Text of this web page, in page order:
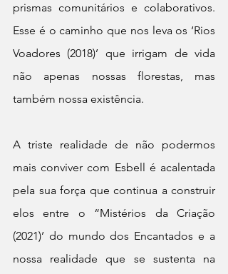
prismas comunitários e colaborativos.
Esse é o caminho que nos leva os ‘Rios
Voadores (2018)’ que irrigam de vida
não apenas nossas florestas, mas
também nossa existência.
A triste realidade de não podermos
mais conviver com Esbell é acalentada
pela sua força que continua a construir
elos entre o “Mistérios da Criação
(2021)’ do mundo dos Encantados e a
nossa realidade que se sustenta na